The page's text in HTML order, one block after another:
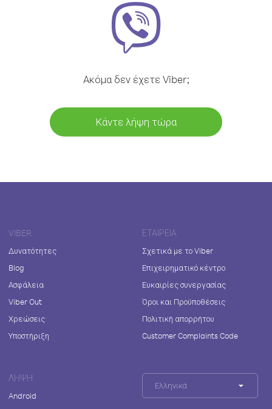
Ακόμα δεν έχετε Viber;
Κάντε λήψη τώρα
VIBER
Δυνατότητες
Blog
Ασφάλεια
Viber Out
Χρεώσεις
Υποστήριξη
ΕΤΑΙΡΕΊΑ
Σχετικά με το Viber
Επιχειρηματικό κέντρο
Ευκαιρίες συνεργασίας
Όροι και Προϋποθέσεις
Πολιτική απορρήτου
Customer Complaints Code
ΛΉΨΗ
Android
Ελληνικά